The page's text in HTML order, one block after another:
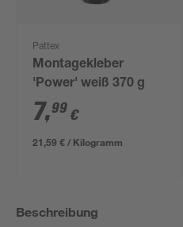
Pattex
Montagekleber
'Power' weiß 370 g
7,99 €
21,59 € / Kilogramm
Beschreibung